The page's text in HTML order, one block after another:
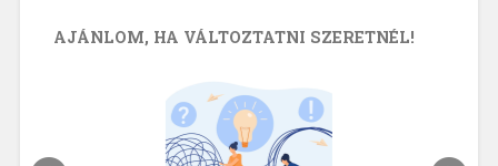
AJÁNLOM, HA VÁLTOZTATNI SZERETNÉL!